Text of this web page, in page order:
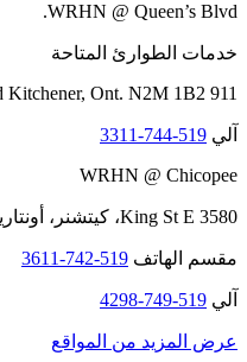
WRHN @ Queen’s Blvd.
خدمات الطوارئ المتاحة
911 Queen's Blvd Kitchener, Ont. N2M 1B2
آلي 519-744-3311
WRHN @ Chicopee
3580 King St E، كيتشنر، أونتاريو N2A 2W1
مقسم الهاتف 519-742-3611
آلي 519-749-4298
عرض المزيد من المواقع